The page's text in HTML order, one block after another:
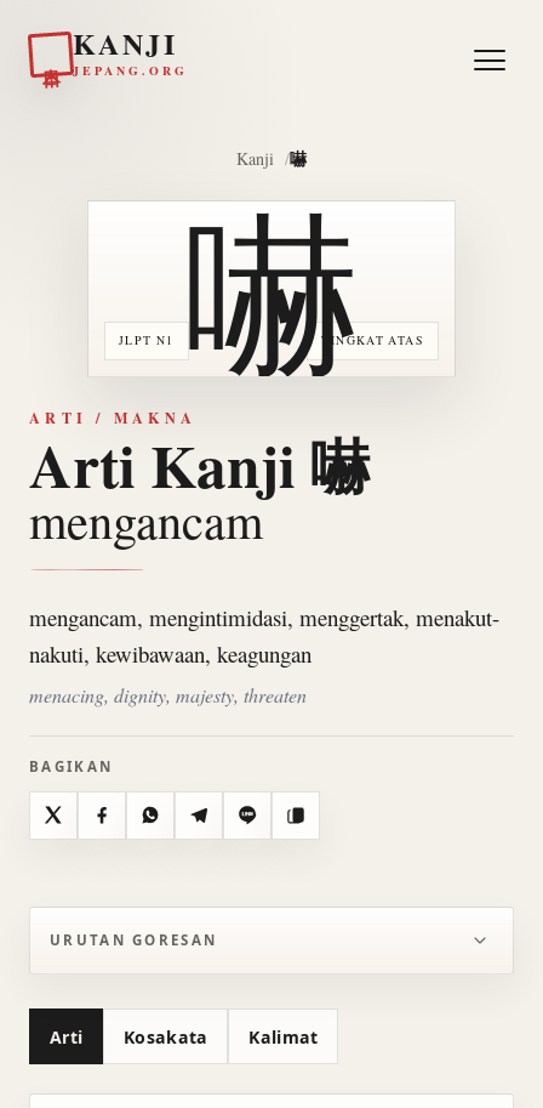
KANJI
JEPANG.ORG
Kanji 嚇
JLPT N1 TINGKAT ATAS
嚇
ARTI / MAKNA
Arti Kanji 嚇
mengancam
mengancam, mengintimidasi, menggertak, menakut-
nakuti, kewibawaan, keagungan
menacing, dignity, majesty, threaten
BAGIKAN
X FacebookWhatsAppTelegramLine Salin
URUTAN GORESAN
Arti Kosakata Kalimat